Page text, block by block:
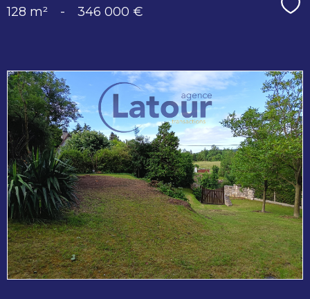
128 m² - 346 000 €
voir le
bien